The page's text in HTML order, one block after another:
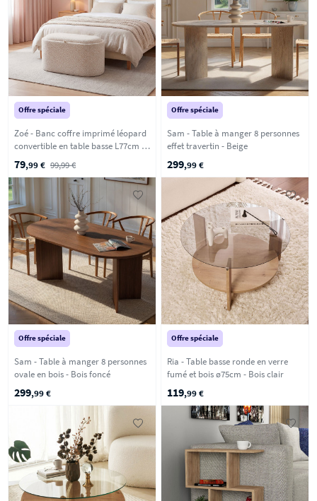
Offre spéciale
Zoé - Banc coffre imprimé léopard
convertible en table basse L77cm -
Beige
79,99 € 99,99 €
Offre spéciale
Sam - Table à manger 8 personnes
effet travertin - Beige
299,99 €
Offre spéciale
Sam - Table à manger 8 personnes
ovale en bois - Bois foncé
299,99 €
Offre spéciale
Ria - Table basse ronde en verre
fumé et bois ø75cm - Bois clair
119,99 €